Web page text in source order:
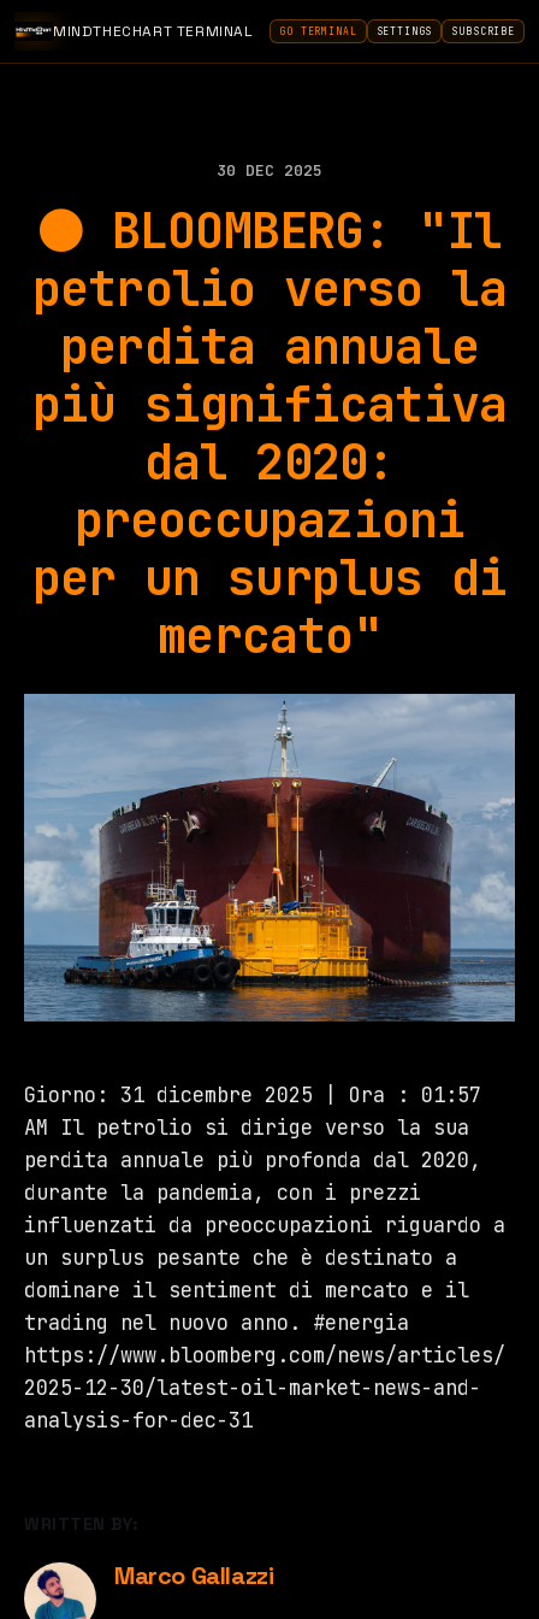
MINDTHECHART TERMINAL GO TERMINAL SETTINGS SUBSCRIBE
30 DEC 2025
⚫️ BLOOMBERG: "Il
petrolio verso la
perdita annuale
più significativa
dal 2020:
preoccupazioni
per un surplus di
mercato"
Giorno: 31 dicembre 2025 | Ora : 01:57
AM Il petrolio si dirige verso la sua
perdita annuale più profonda dal 2020,
durante la pandemia, con i prezzi
influenzati da preoccupazioni riguardo a
un surplus pesante che è destinato a
dominare il sentiment di mercato e il
trading nel nuovo anno. #energia
https://www.bloomberg.com/news/articles/
2025-12-30/latest-oil-market-news-and-
analysis-for-dec-31
WRITTEN BY:
Marco Gallazzi